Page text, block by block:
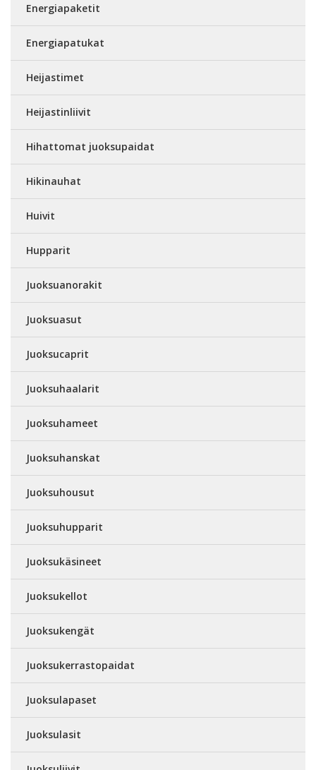
Energiapaketit
Energiapatukat
Heijastimet
Heijastinliivit
Hihattomat juoksupaidat
Hikinauhat
Huivit
Hupparit
Juoksuanorakit
Juoksuasut
Juoksucaprit
Juoksuhaalarit
Juoksuhameet
Juoksuhanskat
Juoksuhousut
Juoksuhupparit
Juoksukäsineet
Juoksukellot
Juoksukengät
Juoksukerrastopaidat
Juoksulapaset
Juoksulasit